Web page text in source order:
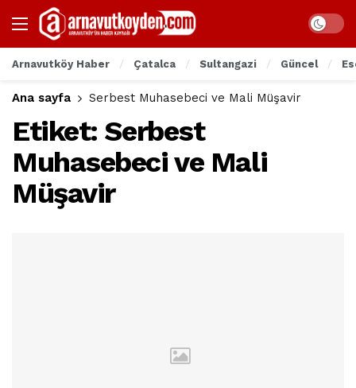
Arnavutköy Haber Çatalca Sultangazi Güncel
Ana sayfa Serbest Muhasebeci ve Mali Müşavir
Etiket: Serbest
Muhasebeci ve Mali
Müşavir